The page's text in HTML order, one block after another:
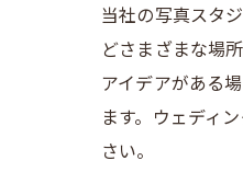
当社の写真スタ
どさまざまな場
アイデアがある
ます。ウェディ
さい。